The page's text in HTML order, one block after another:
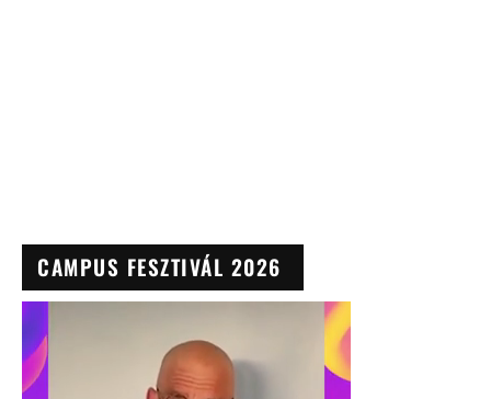
CAMPUS FESZTIVÁL 2026